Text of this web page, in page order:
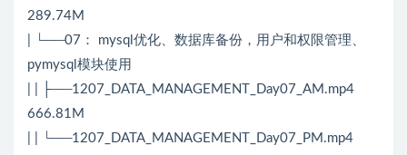
289.74M
| └──07： mysql优化、数据库备份，用户和权限管理、
pymysql模块使用
| | ├──1207_DATA_MANAGEMENT_Day07_AM.mp4
666.81M
| | └──1207_DATA_MANAGEMENT_Day07_PM.mp4